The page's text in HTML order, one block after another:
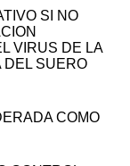
SI NO
VIRUS DE LA
DEL SUERO
COMO